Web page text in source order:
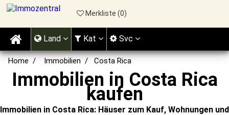
Home Immobilien Costa Rica
Immobilien in Costa Rica
kaufen
Immobilien in Costa Rica: Häuser zum Kauf, Wohnungen und
Merkliste (0)
Land Kat Svc